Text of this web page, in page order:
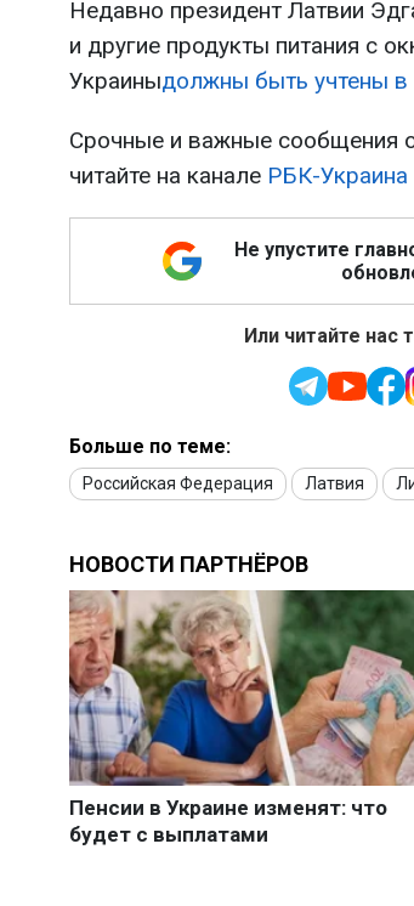
Недавно президент Латвии
и другие продукты питания с
Украиныдолжны быть учтены в
Срочные и важные сообщения
читайте на канале РБК-Украина
Не упустите
Или читайте нас
Больше по теме:
Российская Федерация Латвия